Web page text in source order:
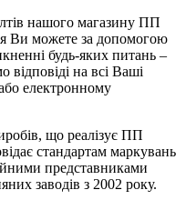
нашого магазину ПП
Ви можете за допомогою
будь-яких питань –
відповіді на всі Ваші
електронному
що реалізує ПП
стандартам маркувань
представниками
заводів з 2002 року.